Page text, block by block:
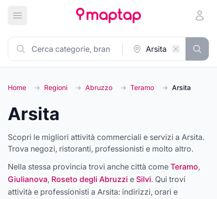
Apri menu principale
Home → Regioni → Abruzzo → Teramo → Arsita
Arsita
Scopri le migliori attività commerciali e servizi a Arsita.
Trova negozi, ristoranti, professionisti e molto altro.
Nella stessa provincia trovi anche città come Teramo,
Giulianova, Roseto degli Abruzzi e Silvi. Qui trovi
attività e professionisti a Arsita: indirizzi, orari e